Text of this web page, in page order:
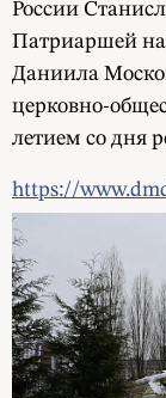
России
Патриаршей
Даниила
церковно-
летием со дня
https://